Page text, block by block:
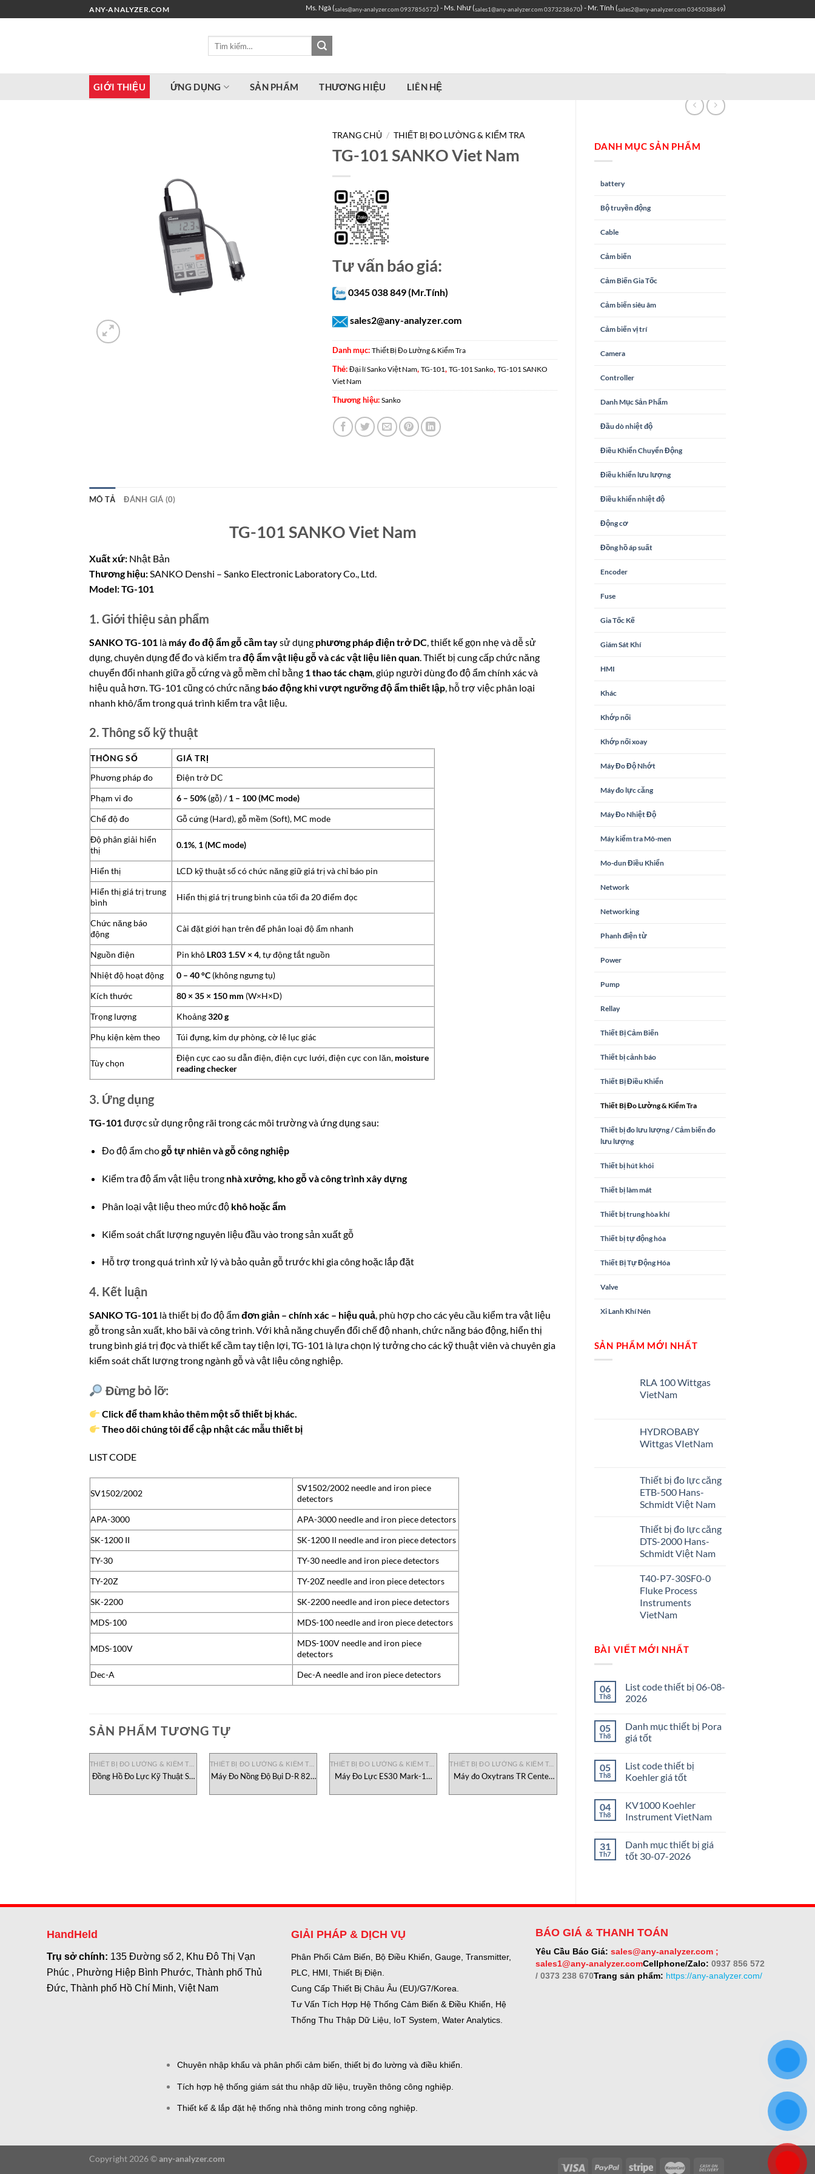
đến
ANY-ANALYZER.COM Ms. Ngà (sales@any-analyzer.com0937856572) - Ms. Như (sales1@any-analyzer.com0373238670) - Mr. Tính (sales2@any-analyzer.com0345038849)
GIỚI THIỆU ỨNG DỤNG SẢN PHẨM THƯƠNG HIỆU LIÊN HỆ
DANH MỤC SẢN PHẨM
battery
Bộ truyền động
Cable
Cảm biến
Cảm Biến Gia Tốc
Cảm biến siêu âm
Cảm biến vị trí
Camera
Controller
Danh Mục Sản Phẩm
Đầu dò nhiệt độ
Điều Khiển Chuyển Động
Điều khiển lưu lượng
Điều khiển nhiệt độ
Động cơ
Đồng hồ áp suất
Encoder
Fuse
Gia Tốc Kế
Giám Sát Khí
HMI
Khác
Khớp nối
Khớp nối xoay
Máy Đo Độ Nhớt
Máy đo lực căng
Máy Đo Nhiệt Độ
Máy kiểm tra Mô-men
Mo-dun Điều Khiển
Network
Networking
Phanh điện từ
Power
Pump
Rellay
Thiết Bị Cảm Biến
Thiết bị cảnh báo
Thiết Bị Điều Khiển
Thiết Bị Đo Lường & Kiểm Tra
Thiết bị đo lưu lượng / Cảm biến đo
lưu lượng
Thiết bị hút khói
Thiết bị làm mát
Thiết bị trung hòa khí
Thiết bị tự động hóa
Thiết Bị Tự Động Hóa
Valve
Xi Lanh Khí Nén
SẢN PHẨM MỚI NHẤT
RLA 100 Wittgas
VietNam
HYDROBABY
Wittgas VIetNam
Thiết bị đo lực căng
ETB-500 Hans-
Schmidt Việt Nam
Thiết bị đo lực căng
DTS-2000 Hans-
Schmidt Việt Nam
T40-P7-30SF0-0
Fluke Process
Instruments
VietNam
BÀI VIẾT MỚI NHẤT
06
Th8
List code thiết bị 06-08-
2026
05
Th8
Danh mục thiết bị Pora
giá tốt
05
Th8
List code thiết bị
Koehler giá tốt
04
Th8
KV1000 Koehler
Instrument VietNam
31
Th7
Danh mục thiết bị giá
tốt 30-07-2026
TRANG CHỦ / THIẾT BỊ ĐO LƯỜNG & KIỂM TRA
TG-101 SANKO Viet Nam
Tư vấn báo giá:
0345 038 849 (Mr.Tính)
sales2@any-analyzer.com
Danh mục: Thiết Bị Đo Lường & Kiểm Tra
Thẻ: Đại lí Sanko Việt Nam, TG-101, TG-101 Sanko, TG-101 SANKO
Viet Nam
Thương hiệu: Sanko
MÔ TẢ ĐÁNH GIÁ (0)
TG-101 SANKO Viet Nam
Xuất xứ: Nhật Bản
Thương hiệu: SANKO Denshi – Sanko Electronic Laboratory Co., Ltd.
Model:TG-101
1. Giới thiệu sản phẩm
SANKO TG-101 là máy đo độ ẩm gỗ cầm taysử dụng phương pháp điện trở DC , thiết kế gọn nhẹ và dễ sử
dụng, chuyên dụng để đo và kiểm trađộ ẩm vật liệu gỗ và các vật liệu liên quan . Thiết bị cung cấp chức năng
chuyển đổi nhanh giữa gỗ cứng và gỗ mềm chỉ bằng 1 thao tác chạm , giúp người dùng đo độ ẩm chính xác và
hiệu quả hơn. TG-101 cũng có chức năng báo động khi vượt ngưỡng độ ẩm thiết lập , hỗ trợ việc phân loại
nhanh khô/ẩm trong quá trình kiểm tra vật liệu.
2. Thông số kỹ thuật
THÔNG SỐ
GIÁ TRỊ
Phương pháp đo
Điện trở DC
Phạm vi đo
6 – 50% (gỗ) /1 – 100 (MC mode)
Chế độ đo
Gỗ cứng (Hard), gỗ mềm (Soft), MC mode
Độ phân giải hiển
thị
0.1%, 1 (MC mode)
Hiển thị
LCD kỹ thuật số có chức năng giữ giá trị và chỉ báo pin
Hiển thị giá trị trung
bình
Hiển thị giá trị trung bình của tối đa 20 điểm đọc
Chức năng báo
động
Cài đặt giới hạn trên để phân loại độ ẩm nhanh
Nguồn điện Pin khô LR03 1.5V × 4, tự động tắt nguồn
Nhiệt độ hoạt động
0 – 40 °C (không ngưng tụ)
Kích thước
80 × 35 × 150 mm (W×H×D)
Trọng lượng
Khoảng320 g
Phụ kiện kèm theo
Túi đựng, kim dự phòng, cờ lê lục giác
Tùy chọn
Điện cực cao su dẫn điện, điện cực lưới, điện cực con lăn, moisture
reading checker
3. Ứng dụng
TG-101được sử dụng rộng rãi trong các môi trường và ứng dụng sau:
Đo độ ẩm chogỗ tự nhiên và gỗ công nghiệp
Kiểm tra độ ẩm vật liệu trong nhà xưởng, kho gỗ và công trình xây dựng
Phân loại vật liệu theo mức độ khô hoặc ẩm
Kiểm soát chất lượng nguyên liệu đầu vào trong sản xuất gỗ
Hỗ trợ trong quá trình xử lý và bảo quản gỗ trước khi gia công hoặc lắp đặt
4. Kết luận
SANKO TG-101 là thiết bị đo độ ẩmđơn giản – chính xác – hiệu quả, phù hợp cho các yêu cầu kiểm tra vật liệu
gỗ trong sản xuất, kho bãi và công trình. Với khả năng chuyển đổi chế độ nhanh, chức năng báo động, hiển thị
trung bình giá trị đọc và thiết kế cầm tay tiện lợi, TG-101 là lựa chọn lý tưởng cho các kỹ thuật viên và chuyên gia
kiểm soát chất lượng trong ngành gỗ và vật liệu công nghiệp.
Đừng bỏ lỡ:
Click để tham khảo thêm một số thiết bị khác.
Theo dõi chúng tôi để cập nhật các mẫu thiết bị
LIST CODE
SV1502/2002
SV1502/2002 needle and iron piece
detectors
APA-3000
APA-3000 needle and iron piece detectors
SK-1200 II
SK-1200 II needle and iron piece detectors
TY-30
TY-30 needle and iron piece detectors
TY-20Z
TY-20Z needle and iron piece detectors
SK-2200
SK-2200 needle and iron piece detectors
MDS-100
MDS-100 needle and iron piece detectors
MDS-100V
MDS-100V needle and iron piece
detectors
Dec-A
Dec-A needle and iron piece detectors
SẢN PHẨM TƯƠNG TỰ
Đồng Hồ Đo Lực Kỹ Thuật Số
Máy Đo Nồng Độ Bụi D-R 820
Nam
Máy Đo Lực ES30 Mark-10
Máy đo Oxytrans TR Centec
THIẾT BỊ ĐO LƯỜNG & KIỂM TRA
Máy Đo Lực Vặn Nắp Chai
MTT01-12 Mark-10 Việt
HandHeld
Trụ sở chính: 135 Đường số 2, Khu Đô Thị Vạn
Phúc , Phường Hiệp Bình Phước, Thành phố Thủ
Đức, Thành phố Hồ Chí Minh, Việt Nam
GIẢI PHÁP & DỊCH VỤ
Phân Phối Cảm Biến, Bộ Điều Khiển, Gauge, Transmitter,
PLC, HMI, Thiết Bị Điện.
Cung Cấp Thiết Bị Châu Âu (EU)/G7/Korea.
Tư Vấn Tích Hợp Hệ Thống Cảm Biến & Điều Khiển, Hệ
Thống Thu Thập Dữ Liệu, IoT System, Water Analytics.
BÁO GIÁ & THANH TOÁN
Yêu Cầu Báo Giá: sales@any-analyzer.com ;
sales1@any-analyzer.comCellphone/Zalo: 0937 856 572
/ 0373 238 670Trang sản phẩm: https://any-analyzer.com/
Chuyên nhập khẩu và phân phối cảm biến, thiết bị đo lường và điều khiển.
Tích hợp hệ thống giám sát thu nhập dữ liệu, truyền thông công nghiệp.
Thiết kế & lắp đặt hệ thống nhà thông minh trong công nghiệp.
Copyright 2026 ©any-analyzer.com